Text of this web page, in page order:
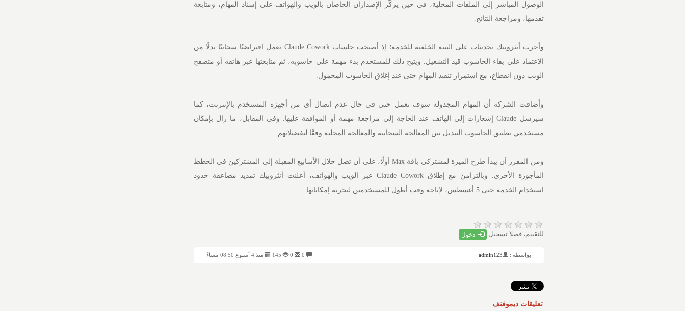
الوصول المباشر إلى الملفات المحلية، في حين يركّز الإصداران الخاصان بالويب والهواتف على إسناد المهام، ومتابعة
تقدمها، ومراجعة النتائج.
وأجرت أنثروبيك تحديثات على البنية الخلفية للخدمة؛ إذ أصبحت جلسات Claude Cowork تعمل افتراضيًا سحابيًا بدلًا من
الاعتماد على بقاء الحاسوب قيد التشغيل. ويتيح ذلك للمستخدم بدء مهمة على حاسوبه، ثم متابعتها عبر هاتفه أو متصفح
الويب دون انقطاع، مع استمرار تنفيذ المهام حتى عند إغلاق الحاسوب المحمول.
وأضافت الشركة أن المهام المجدولة سوف تعمل حتى في حال عدم اتصال أي من أجهزة المستخدم بالإنترنت، كما
سيرسل Claude إشعارات إلى الهاتف عند الحاجة إلى مراجعة مهمة أو الموافقة عليها. وفي المقابل، ما زال بإمكان
مستخدمي تطبيق الحاسوب التبديل بين المعالجة السحابية والمعالجة المحلية وفقًا لتفضيلاتهم.
ومن المقرر أن يبدأ طرح الميزة لمشتركي باقة Max أولًا، على أن تصل خلال الأسابيع المقبلة إلى المشتركين في الخطط
المأجورة الأخرى. وبالتزامن مع إطلاق Claude Cowork عبر الويب والهواتف، أعلنت أنثروبيك تمديد مضاعفة حدود
استخدام الخدمة حتى 5 أغسطس، لإتاحة وقت أطول للمستخدمين لتجربة إمكاناتها.
للتقييم، فضلا تسجيل دخول
بواسطة : admin123
145 منذ 4 أسبوع 08:50 مساءً
تعليقات ديموفنف